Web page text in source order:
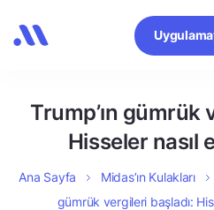
Trump’ın gümrük
Hisseler nasıl
Ana Sayfa Midas’ın Kulakları
gümrük vergileri başladı: